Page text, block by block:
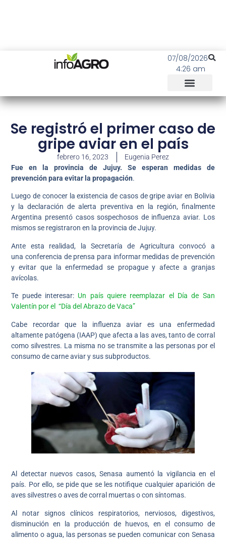
07/08/2026
4:26 am
Se registró el primer caso de
gripe aviar en el país
febrero 16, 2023
Eugenia Perez
Fue en la provincia de Jujuy. Se esperan medidas de
prevención para evitar la propagación.
Luego de conocer la existencia de casos de gripe aviar en Bolivia
y la declaración de alerta preventiva en la región, finalmente
Argentina presentó casos sospechosos de influenza aviar. Los
mismos se registraron en la provincia de Jujuy.
Ante esta realidad, la Secretaría de Agricultura convocó a
una conferencia de prensa para informar medidas de prevención
y evitar que la enfermedad se propague y afecte a granjas
avícolas.
Te puede interesar: Un país quiere reemplazar el Día de San
Valentín por el “Día del Abrazo de Vaca”
Cabe recordar que la influenza aviar es una enfermedad
altamente patógena (IAAP) que afecta a las aves, tanto de corral
como silvestres. La misma no se transmite a las personas por el
consumo de carne aviar y sus subproductos.
Al detectar nuevos casos, Senasa aumentó la vigilancia en el
país. Por ello, se pide que se les notifique cualquier aparición de
aves silvestres o aves de corral muertas o con síntomas.
Al notar signos clínicos respiratorios, nerviosos, digestivos,
disminución en la producción de huevos, en el consumo de
alimento o agua, las personas se pueden comunicar con Senasa